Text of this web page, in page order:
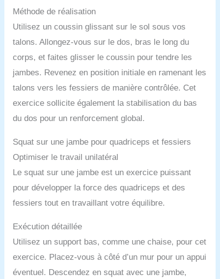
Méthode de réalisation
Utilisez un coussin glissant sur le sol sous vos
talons. Allongez-vous sur le dos, bras le long du
corps, et faites glisser le coussin pour tendre les
jambes. Revenez en position initiale en ramenant les
talons vers les fessiers de manière contrôlée. Cet
exercice sollicite également la stabilisation du bas
du dos pour un renforcement global.
Squat sur une jambe pour quadriceps et fessiers
Optimiser le travail unilatéral
Le squat sur une jambe est un exercice puissant
pour développer la force des quadriceps et des
fessiers tout en travaillant votre équilibre.
Exécution détaillée
Utilisez un support bas, comme une chaise, pour cet
exercice. Placez-vous à côté d’un mur pour un appui
éventuel. Descendez en squat avec une jambe,